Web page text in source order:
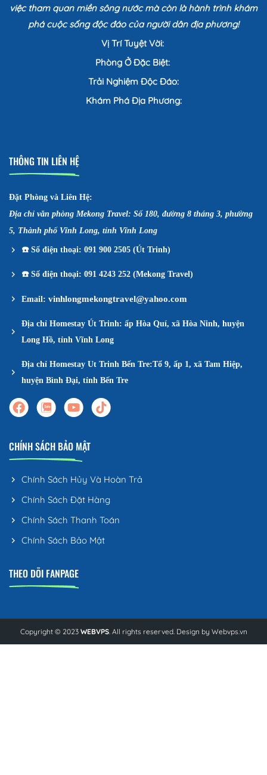
việc tham quan miền sông nước mà còn là hành trình khám
phá cuộc sống độc đáo của người dân địa phương!
Vị Trí Tuyệt Vời:
Phòng Ở Đặc Biệt:
Trải Nghiệm Độc Đáo:
Khám Phá Địa Phương:
THÔNG TIN LIÊN HỆ
Đặt Phòng và Liên Hệ:
Địa chỉ văn phòng Mekong Travel: Số 180, đường 8 tháng 3, phường
5, Thành phố Vĩnh Long, tỉnh Vĩnh Long
☎️Số điện thoại: 091 900 2505 (Út Trinh)
☎️Số điện thoại: 091 4243 252 (Mekong Travel)
Email: vinhlongmekongtravel@yahoo.com
Địa chỉ Homestay Út Trinh: ấp Hòa Quí, xã Hòa Ninh, huyện
Long Hồ, tỉnh Vĩnh Long
Địa chỉ Homestay Ut Trinh Bến Tre:Tổ 9, ấp 1, xã Tam Hiệp,
huyện Bình Đại, tỉnh Bến Tre
CHÍNH SÁCH BẢO MẬT
Chính Sách Hủy Và Hoàn Trả
Chính Sách Đặt Hàng
Chính Sách Thanh Toán
Chính Sách Bảo Mật
THEO DÕI FANPAGE
Copyright © 2023 WEBVPS. All rights reserved. Design by Webvps.vn